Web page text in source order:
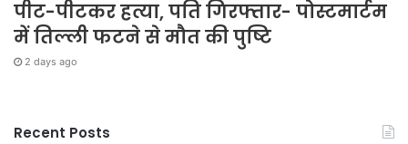
पीट-पीटकर हत्या, पति गिरफ्तार- पोस्टमार्टम
में तिल्ली फटने से मौत की पुष्टि
2 days ago
Recent Posts